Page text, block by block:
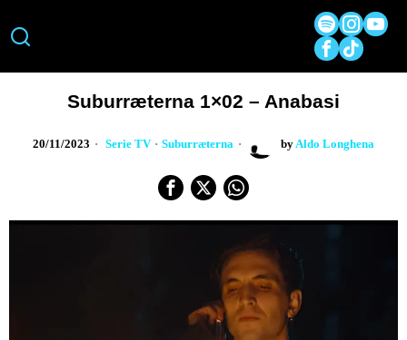
Suburræterna 1×02 – Anabasi
20/11/2023 Serie TV · Suburræterna by Aldo Longhena